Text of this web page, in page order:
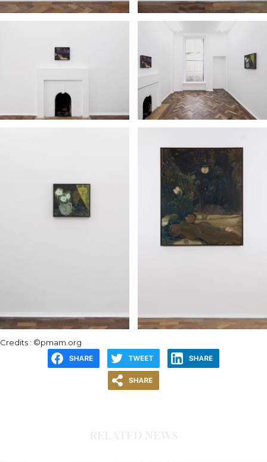
Credits : ©pmam.org